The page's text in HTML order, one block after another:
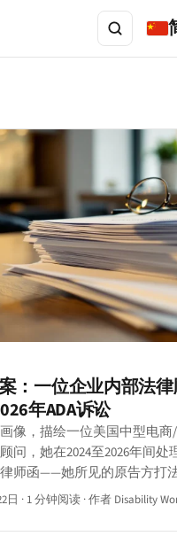
：一位企业内部法
年ADA诉讼
像，描绘一位美国中型电商
问，她在2024至2026年间处
师函——她所见的原告方打
逻辑。
日 · 1 分钟阅读 ·作者 Disability